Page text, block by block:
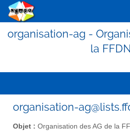
organisation-ag -
la FFDN
organisation-
Objet : Organisation des AG de la